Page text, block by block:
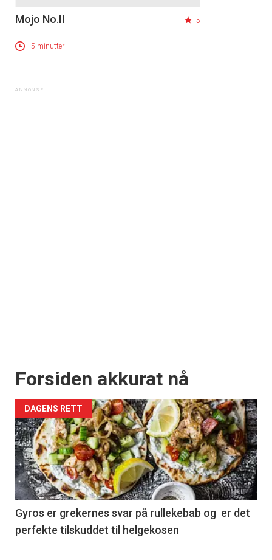
Mojo No.II 5
5 minutter
Forsiden akkurat nå
DAGENS RETT
Gyros er grekernes svar på rullekebab og er det
perfekte tilskuddet til helgekosen